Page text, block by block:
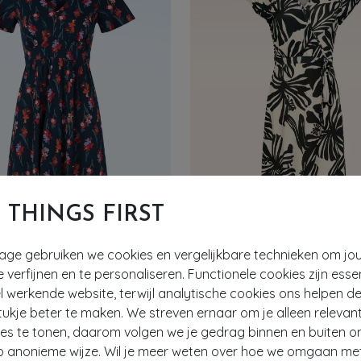
THINGS FIRST
gebruiken we cookies en vergelijkbare technieken om
verfijnen en te personaliseren. Functionele cookies zijn
werkende website, terwijl analytische cookies ons helpen
beter te maken. We streven ernaar om je alleen
te tonen, daarom volgen we je gedrag binnen en buiten
anonieme wijze. Wil je meer weten over hoe we omgaan
SMASHED LEMON
€ 89,95
€ 35,95